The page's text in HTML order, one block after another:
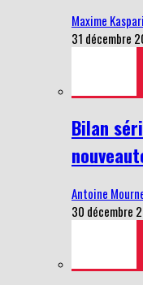
Maxime
31 décembre
Bilan
Antoine
30 décembre